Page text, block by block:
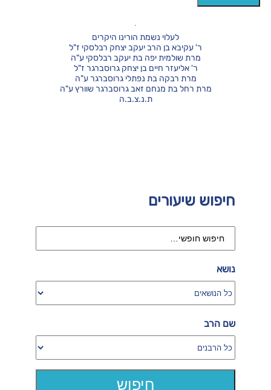
חיפוש שיעורים
נושא
שם הרב
לעלוי נשמת הורינו היקרים
ר' עקיבא בן הרב יעקב יצחק רבלסקי ז"ל
מרת שולמית יפה בת יעקב רבלסקי ע"ה
ר' אליעזר חיים בן יצחק גרוסברגר ז"ל
מרת רבקה בת נפתלי גרוסברגר ע"ה
מרת רחל בת מנחם זאב גרוסברגר שוורץ ע"ה
ת.נ.צ.ב.ה